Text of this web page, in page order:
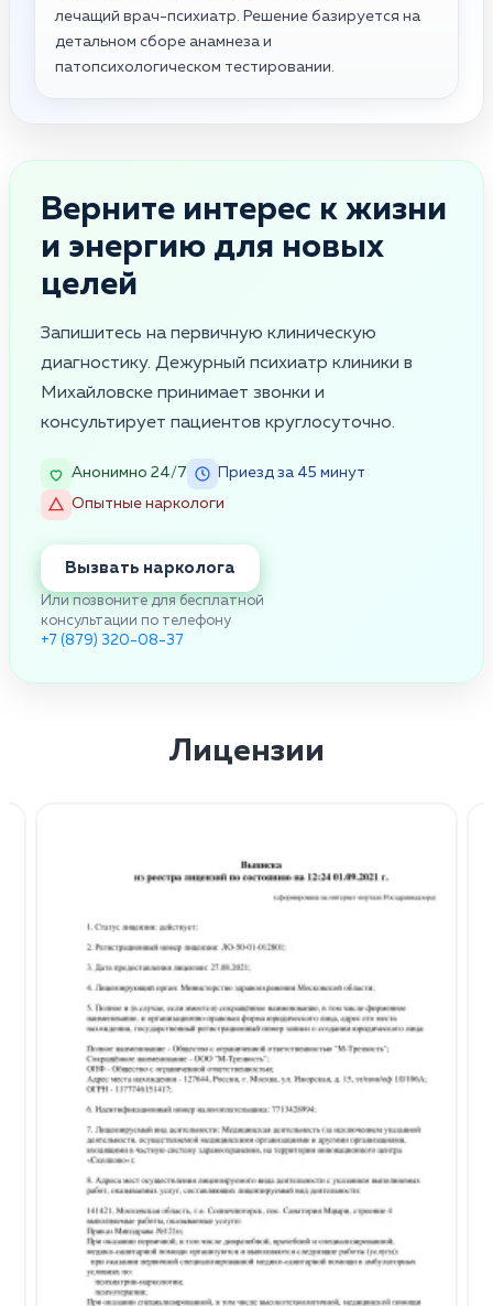
лечащий врач-психиатр. Решение базируется на
детальном сборе анамнеза и
патопсихологическом тестировании.
Верните интерес к жизни
и энергию для новых
целей
Запишитесь на первичную клиническую
диагностику. Дежурный психиатр клиники в
Михайловске принимает звонки и
консультирует пациентов круглосуточно.
Анонимно 24/7
Приезд за 45 минут
Опытные наркологи
Вызвать нарколога
Или позвоните для бесплатной
консультации по телефону
+7 (879) 320-08-37
Лицензии